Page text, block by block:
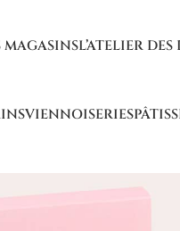
MAGASINSL’ATELIER DES
VIENNOISERIES